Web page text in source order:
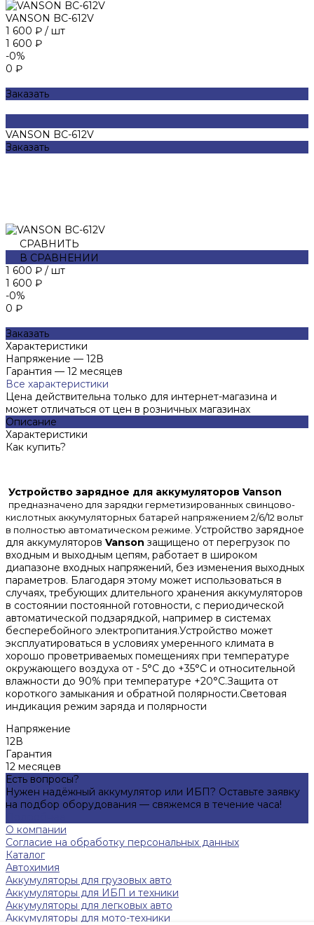
VANSON BC-612V
1 600 ₽ / шт
1 600 ₽
-0%
0 ₽
Заказать
VANSON BC-612V
Заказать
СРАВНИТЬ
В СРАВНЕНИИ
1 600 ₽ / шт
1 600 ₽
-0%
0 ₽
Заказать
Характеристики
Напряжение — 12В
Гарантия — 12 месяцев
Все характеристики
Цена действительна только для интернет-магазина и
может отличаться от цен в розничных магазинах
Описание
Характеристики
Как купить?
Устройство зарядное для аккумуляторов Vanson
предназначено для зарядки герметизированных свинцово-
кислотных аккумуляторных батарей напряжением 2/6/12 вольт
в полностью автоматическом режиме. Устройство зарядное
для аккумуляторов Vanson защищено от перегрузок по
входным и выходным цепям, работает в широком
диапазоне входных напряжений, без изменения выходных
параметров. Благодаря этому может использоваться в
случаях, требующих длительного хранения аккумуляторов
в состоянии постоянной готовности, с периодической
автоматической подзарядкой, например в системах
бесперебойного электропитания.Устройство может
эксплуатироваться в условиях умеренного климата в
хорошо проветриваемых помещениях при температуре
окружающего воздуха от - 5°C до +35°С и относительной
влажности до 90% при температуре +20°С.Защита от
короткого замыкания и обратной полярности.Световая
индикация режим заряда и полярности
Напряжение
12В
Гарантия
12 месяцев
Есть вопросы?
Нужен надёжный аккумулятор или ИБП? Оставьте заявку
на подбор оборудования — свяжемся в течение часа!
О компании
Согласие на обработку персональных данных
Каталог
Автохимия
Аккумуляторы для грузовых авто
Аккумуляторы для ИБП и техники
Аккумуляторы для легковых авто
Аккумуляторы для мото-техники